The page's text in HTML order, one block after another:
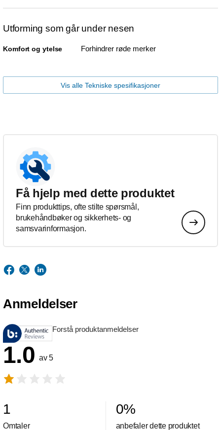
Utforming som går under nesen
Komfort og ytelse Forhindrer røde merker
Vis alle Tekniske spesifikasjoner
Få hjelp med dette produktet
Finn produkttips, ofte stilte spørsmål,
brukehåndbøker og sikkerhets- og
samsvarinformasjon.
Anmeldelser
Forstå produktanmeldelser
1.0 av 5
1
Omtaler
0%
anbefaler dette produktet